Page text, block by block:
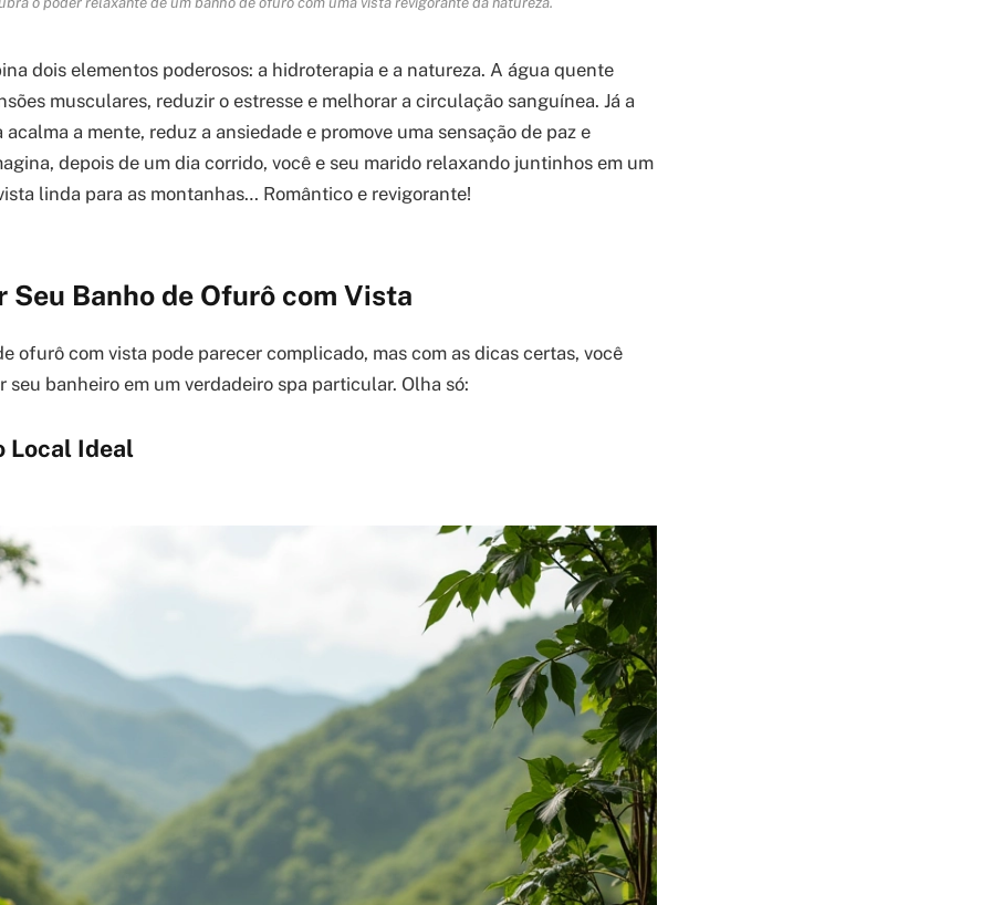
dois elementos poderosos: a hidroterapia e a natureza. A água quente
musculares, reduzir o estresse e melhorar a circulação sanguínea. Já a
a mente, reduz a ansiedade e promove uma sensação de paz e
depois de um dia corrido, você e seu marido relaxando juntinhos em um
linda para as montanhas… Romântico e revigorante!
Seu Banho de Ofurô com Vista
ofurô com vista pode parecer complicado, mas com as dicas certas, você
seu banheiro em um verdadeiro spa particular. Olha só:
Local Ideal